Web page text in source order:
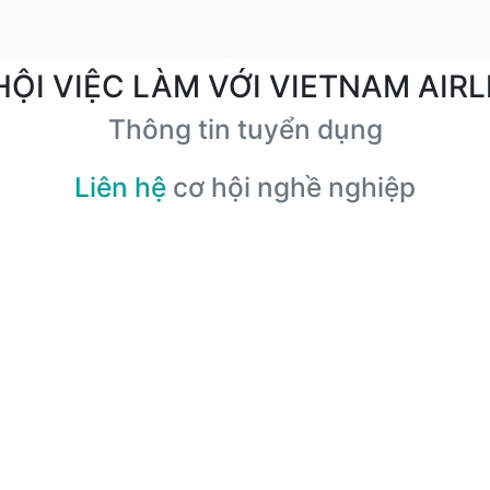
VIỆC LÀM VỚI VIETNAM
Thông tin tuyển dụng
Liên hệ cơ hội nghề nghiệp